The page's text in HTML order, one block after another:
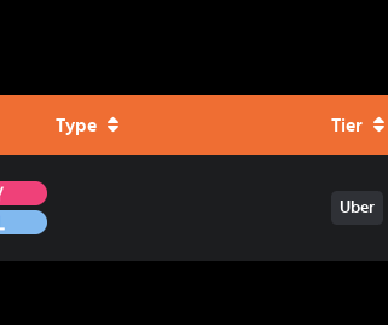
Type Tier
Psy
Vol
Uber